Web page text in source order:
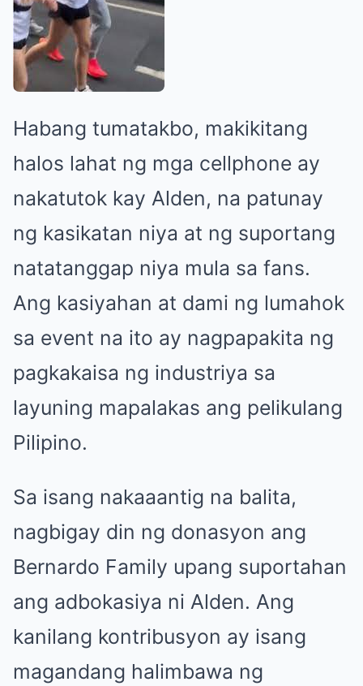
Habang tumatakbo, makikitang
halos lahat ng mga cellphone ay
nakatutok kay Alden, na patunay
ng kasikatan niya at ng suportang
natatanggap niya mula sa fans.
Ang kasiyahan at dami ng lumahok
sa event na ito ay nagpapakita ng
pagkakaisa ng industriya sa
layuning mapalakas ang pelikulang
Pilipino.
Sa isang nakaaantig na balita,
nagbigay din ng donasyon ang
Bernardo Family upang suportahan
ang adbokasiya ni Alden. Ang
kanilang kontribusyon ay isang
magandang halimbawa ng